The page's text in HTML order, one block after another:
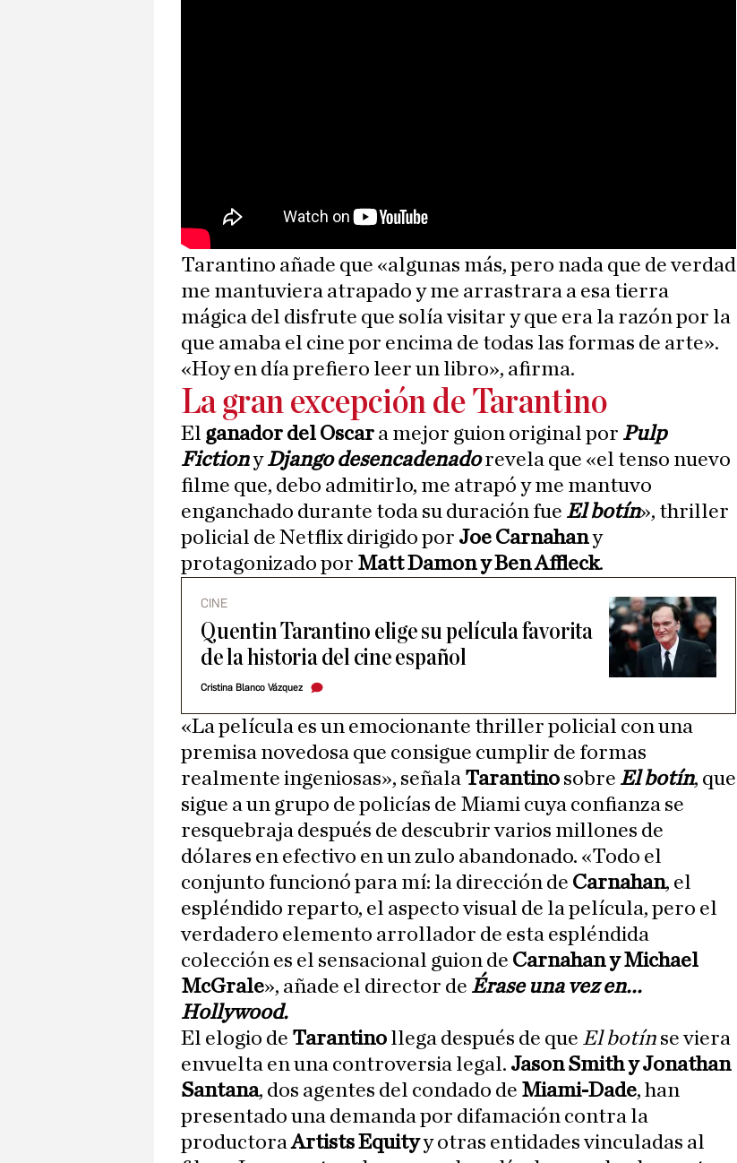
Tarantino añade que «algunas más, pero nada que de verdad
me mantuviera atrapado y me arrastrara a esa tierra
mágica del disfrute que solía visitar y que era la razón por la
que amaba el cine por encima de todas las formas de arte».
«Hoy en día prefiero leer un libro», afirma.
La gran excepción de Tarantino
El ganador del Oscar a mejor guion original por Pulp
FictionyDjango desencadenadorevela que «el tenso nuevo
filme que, debo admitirlo, me atrapó y me mantuvo
enganchado durante toda su duración fue El botín», thriller
policial de Netflix dirigido por Joe Carnahany
protagonizado por Matt Damon y Ben Affleck.
CINE
Quentin Tarantino elige su película favorita
de la historia del cine español
Cristina Blanco Vázquez
«La película es un emocionante thriller policial con una
premisa novedosa que consigue cumplir de formas
realmente ingeniosas», señala Tarantino sobre El botín, que
sigue a un grupo de policías de Miami cuya confianza se
resquebraja después de descubrir varios millones de
dólares en efectivo en un zulo abandonado. «Todo el
conjunto funcionó para mí: la dirección de Carnahan, el
espléndido reparto, el aspecto visual de la película, pero el
verdadero elemento arrollador de esta espléndida
colección es el sensacional guion de Carnahan y Michael
McGrale», añade el director de Érase una vez en...
Hollywood.
El elogio de Tarantino llega después de que El botín se viera
envuelta en una controversia legal. Jason Smith y Jonathan
Santana, dos agentes del condado de Miami-Dade, han
presentado una demanda por difamación contra la
productoraArtists Equityy otras entidades vinculadas al